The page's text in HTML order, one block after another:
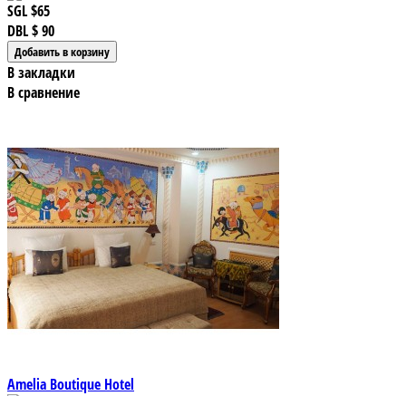
SGL$65
DBL$ 90
В закладки
В сравнение
Amelia Boutique Hotel